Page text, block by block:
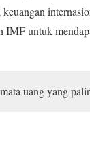
IMF untuk
uang yang